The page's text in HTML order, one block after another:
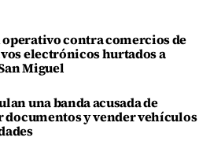
contra comercios de
electrónicos hurtados a
Miguel
una banda acusada de
y vender vehículos